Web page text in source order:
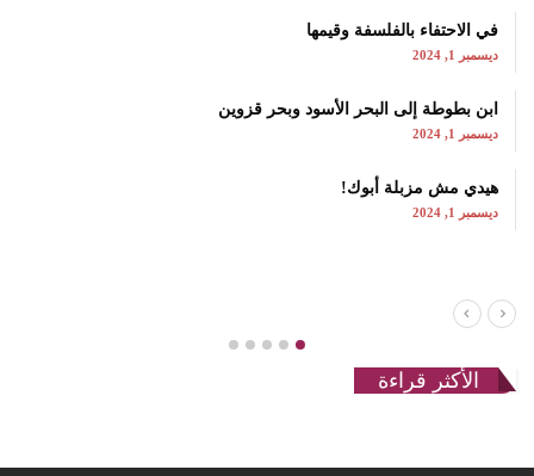
في الاحتفاء بالفلسفة وقيمها
ديسمبر 1, 2024
ابن بطوطة إلى البحر الأسود وبحر قزوين
ديسمبر 1, 2024
هيدي مش مزبلة أبوك!
ديسمبر 1, 2024
الأكثر قراءة